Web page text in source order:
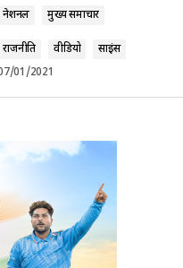
नेशनल मुख्य समाचार
राजनीति वीडियो
साइंस
01/2021